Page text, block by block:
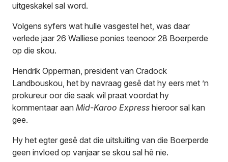
uitgeskakel sal word.
Volgens syfers wat hulle vasgestel het, was daar
verlede jaar 26 Walliese ponies teenoor 28 Boerperde
op die skou.
Hendrik Opperman, president van Cradock
Landbouskou, het by navraag gesê dat hy eers met ’n
prokureur oor die saak wil praat voordat hy
kommentaar aan Mid-Karoo Express hieroor sal kan
gee.
Hy het egter gesê dat die uitsluiting van die Boerperde
geen invloed op vanjaar se skou sal hê nie.